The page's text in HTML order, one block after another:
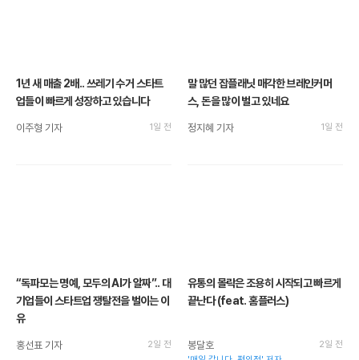
1년 새 매출 2배.. 쓰레기 수거 스타트
업들이 빠르게 성장하고 있습니다
이주형 기자 1일 전
말 많던 잡플래닛 매각한 브레인커머
스, 돈을 많이 벌고 있네요
정지혜 기자 1일 전
“독파모는 명예, 모두의 AI가 알짜”.. 대
기업들이 스타트업 쟁탈전을 벌이는 이
유
홍선표 기자 2일 전
유통의 몰락은 조용히 시작되고 빠르게
끝난다 (feat. 홈플러스)
봉달호 2일 전